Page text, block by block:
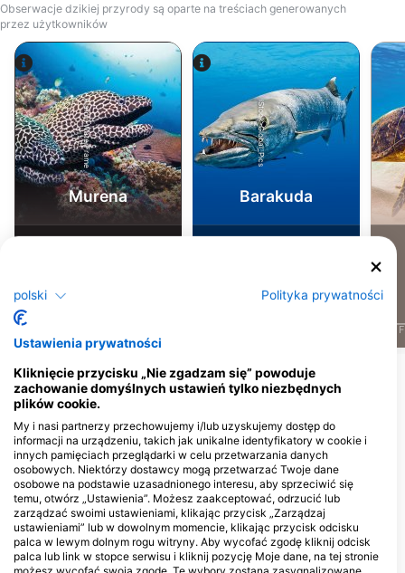
Obserwacje dzikiej przyrody są oparte na treściach generowanych
przez użytkowników
Alamy-WaterFrame
Murena
iStock-Global_Pics
Barakuda
F
Pokaż więcej zwierząt
Centra nurkowe obsługujące to miejsce
nurkowe
Relaxed Guided Dives
Martha Koosje 10, 0000CW
Willemstad, Curacao
Divers Republic
Playa Daaibooi z/n, 0000CW St
Willibrordus, Curacao
polski Polityka prywatności
Ustawienia prywatności
Kliknięcie przycisku „Nie zgadzam się” powoduje
zachowanie domyślnych ustawień tylko niezbędnych
plików cookie.
My i nasi partnerzy przechowujemy i/lub uzyskujemy dostęp do
informacji na urządzeniu, takich jak unikalne identyfikatory w cookie i
innych pamięciach przeglądarki w celu przetwarzania danych
osobowych. Niektórzy dostawcy mogą przetwarzać Twoje dane
osobowe na podstawie uzasadnionego interesu, aby sprzeciwić się
temu, otwórz „Ustawienia”. Możesz zaakceptować, odrzucić lub
zarządzać swoimi ustawieniami, klikając przycisk „Zarządzaj
ustawieniami” lub w dowolnym momencie, klikając przycisk odcisku
palca w lewym dolnym rogu witryny. Aby wycofać zgodę kliknij odcisk
palca lub link w stopce serwisu i kliknij pozycję Moje dane, na tej stronie